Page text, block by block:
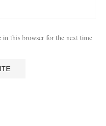
in this browser for the next time